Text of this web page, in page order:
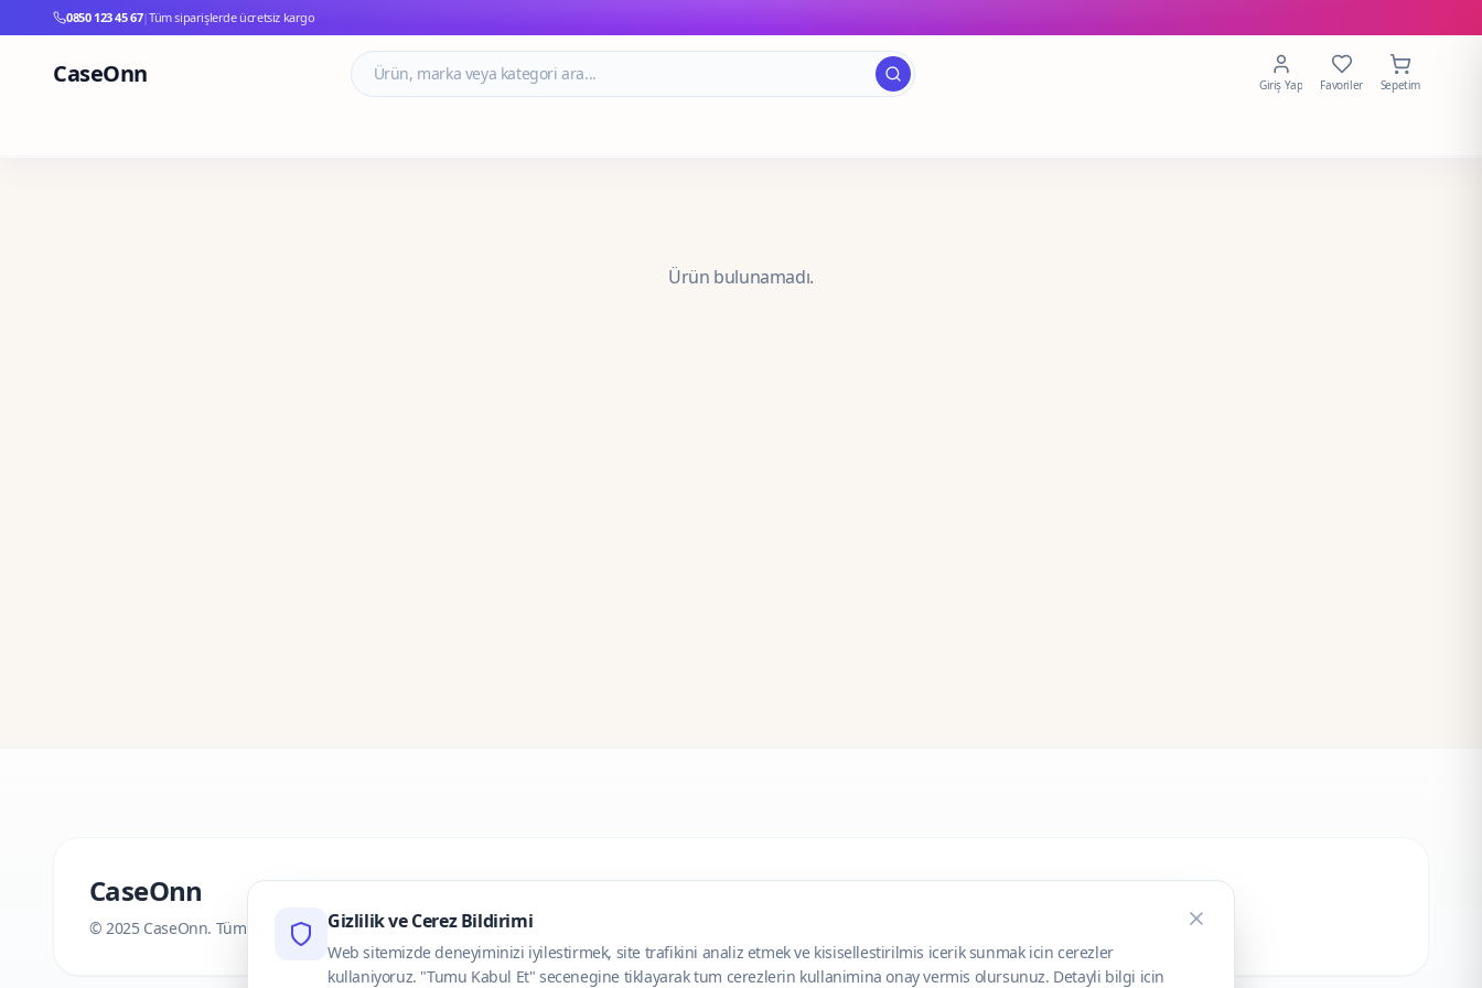
0850 123 45 67|Tüm siparişlerde ücretsiz kargo
CaseOnn Giriş Yap Favoriler Sepetim
Ürün bulunamadı.
CaseOnn
© 2025 CaseOnn. Tüm hakları saklıdır.Gizlilik ve Cerez Bildirimi
Web sitemizde deneyiminizi iyilestirmek, site trafikini analiz etmek ve kisisellestirilmis icerik sunmak icin cerezler
kullaniyoruz. "Tumu Kabul Et" secenegine tiklayarak tum cerezlerin kullanimina onay vermis olursunuz. Detayli bilgi icin